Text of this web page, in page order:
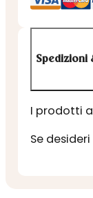
Spedizioni
I prodotti
Se